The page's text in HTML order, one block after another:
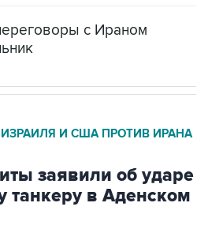
с Ираном
И США ПРОТИВ ИРАНА
заявили об ударе
танкеру в Аденском